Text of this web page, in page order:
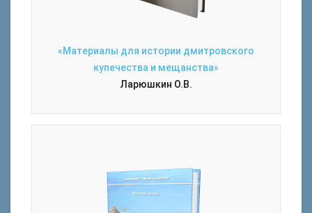
«Материалы для истории дмитровского
купечества и мещанства»
Ларюшкин О.В.